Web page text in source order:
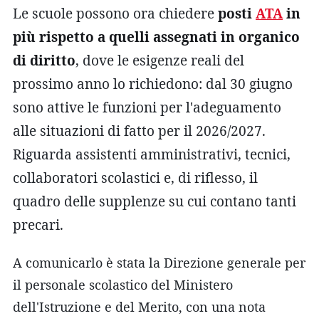
Le scuole possono ora chiederepostiATAin
più rispetto a quelli assegnati in organico
di diritto, dove le esigenze reali del
prossimo anno lo richiedono: dal 30 giugno
sono attive le funzioni per l'adeguamento
alle situazioni di fatto per il 2026/2027.
Riguarda assistenti amministrativi, tecnici,
collaboratori scolastici e, di riflesso, il
quadro delle supplenze su cui contano tanti
precari.
A comunicarlo è stata la Direzione generale per
il personale scolastico del Ministero
dell'Istruzione e del Merito, con una nota